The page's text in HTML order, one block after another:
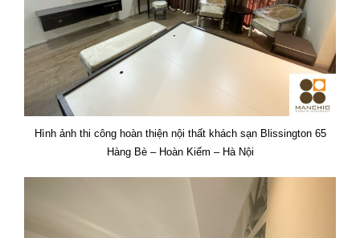
Hình ảnh thi công hoàn thiện nội thất khách sạn Blissington 65
Hàng Bè – Hoàn Kiếm – Hà Nội